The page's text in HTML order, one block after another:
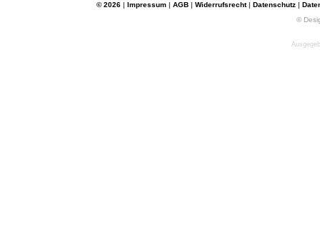
© 2026 | Impressum | AGB | Widerrufsrecht| Datenschutz |
©